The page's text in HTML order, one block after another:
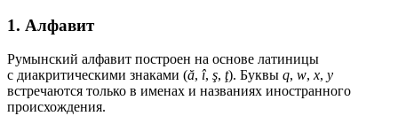
1. Алфавит
Румынский алфавит построен на основе латиницы
с диакритическими знаками (ă, î, ş, ţ). Буквы q, w,x, y
встречаются только в именах и названиях иностранного
происхождения.